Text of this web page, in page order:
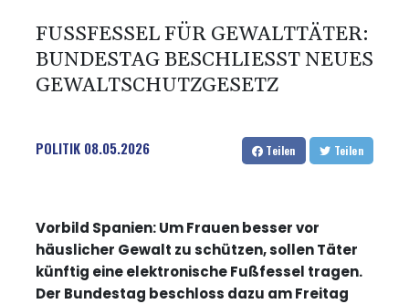
FUSSFESSEL FÜR GEWALTTÄTER: B
UNDESTAG BESCHLIESST NEUES GE
WALTSCHUTZGESETZ
POLITIK 08.05.2026 Teilen Teilen
Vorbild Spanien: Um Frauen besser vor
häuslicher Gewalt zu schützen, sollen Täter
künftig eine elektronische Fußfessel tragen.
Der Bundestag beschloss dazu am Freitag